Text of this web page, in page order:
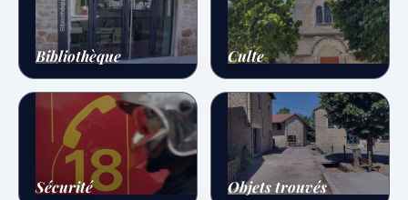
Bibliothèque Culte
Sécurité Objets trouvés